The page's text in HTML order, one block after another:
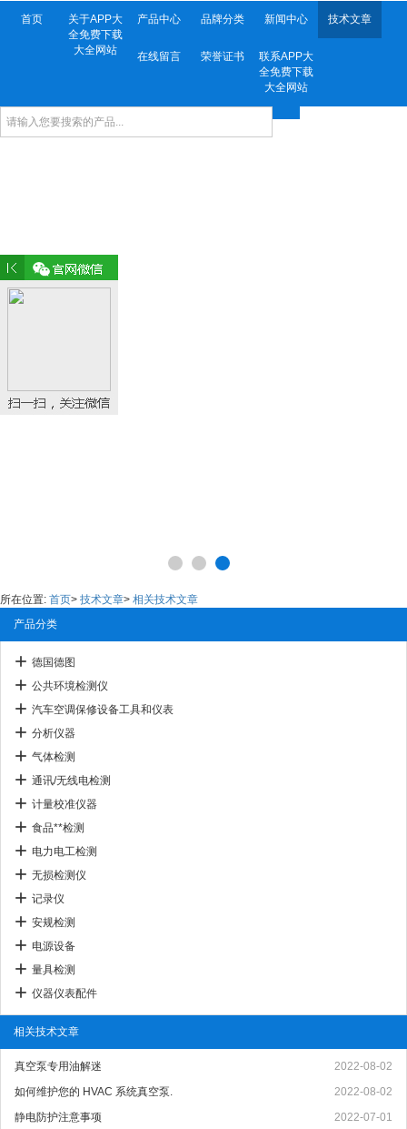
首页
关于APP大
全免费下载
大全网站
产品中心 品牌分类 新闻中心 技术文章
在线留言 荣誉证书
联系APP大
全免费下载
大全网站
所在位置: 首页> 技术文章> 相关技术文章
产品分类
德国德图
公共环境检测仪
汽车空调保修设备工具和仪表
分析仪器
气体检测
通讯/无线电检测
计量校准仪器
食品**检测
电力电工检测
无损检测仪
记录仪
安规检测
电源设备
量具检测
仪器仪表配件
相关技术文章
真空泵专用油解迷
2022-08-02
如何维护您的 HVAC 系统真空泵.
2022-08-02
静电防护注意事项
2022-07-01